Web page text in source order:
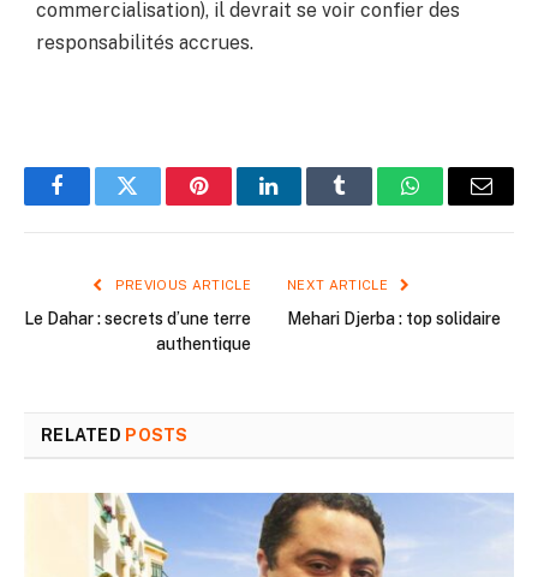
commercialisation), il devrait se voir confier des
responsabilités accrues.
FacebookTwitter PinterestLinkedInTumblr WhatsAppEmail
PREVIOUS ARTICLE
Le Dahar : secrets d’une terre
authentique
NEXT ARTICLE
Mehari Djerba : top solidaire
RELATED POSTS